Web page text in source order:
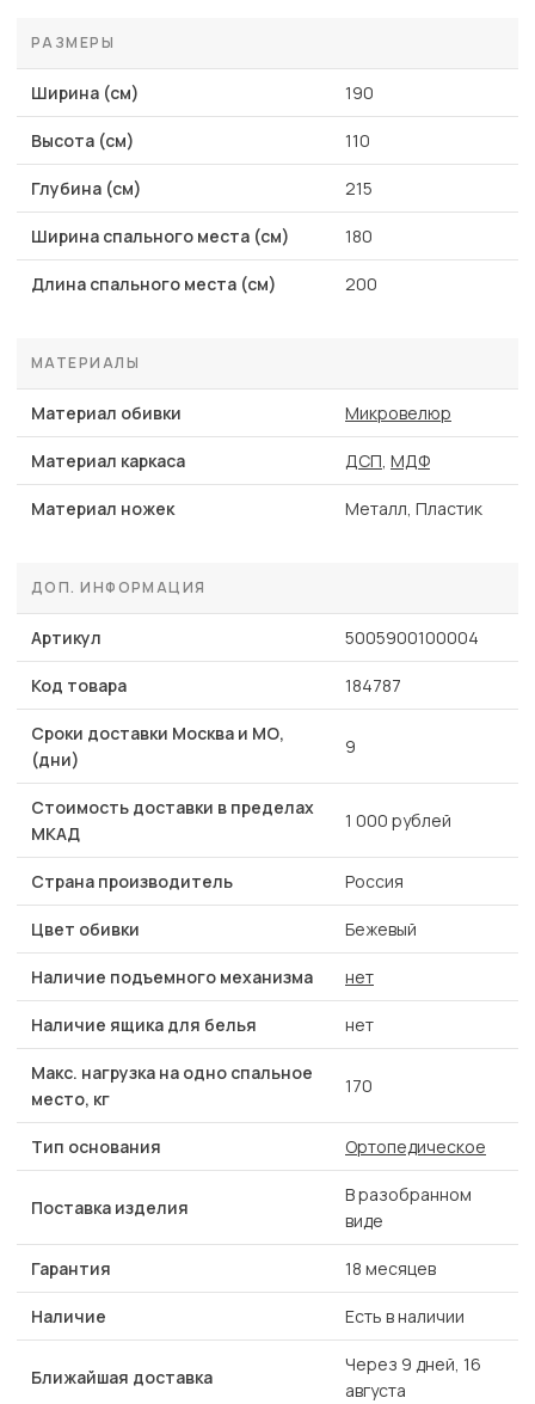
РАЗМЕРЫ
Ширина (см) 190
Высота (см) 110
Глубина (см) 215
Ширина спального места (см) 180
Длина спального места (см) 200
МАТЕРИАЛЫ
Материал обивки Микровелюр
Материал каркаса ДСП, МДФ
Материал ножек Металл, Пластик
ДОП. ИНФОРМАЦИЯ
Артикул 5005900100004
Код товара 184787
Сроки доставки Москва и МО,
(дни)
9
Стоимость доставки в пределах
МКАД
1 000 рублей
Страна производитель Россия
Цвет обивки Бежевый
Наличие подъемного механизма нет
Наличие ящика для белья нет
Макс. нагрузка на одно спальное
место, кг
170
Тип основания Ортопедическое
Поставка изделия
В разобранном
виде
Гарантия 18 месяцев
Наличие Есть в наличии
Ближайшая доставка
Через 9 дней, 16
августа